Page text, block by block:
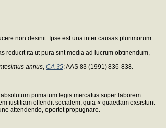
non desinit. Ipse est una inter causas plurimorum
reducit ita ut pura sint media ad lucrum obtinendum,
annus, CA 35: AAS 83 (1991) 836-838.
primatum legis mercatus super laborem
iustitiam offendit socialem, quia « quaedam exsistunt
attendendo, oportet propugnare.